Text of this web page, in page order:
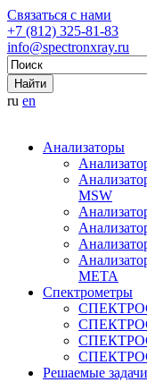
Связаться с нами
+7 (812) 325-81-83
info@spectronxray.ru
ru en
Анализаторы
MSW
МЕТА
Спектрометры
Решаемые задачи